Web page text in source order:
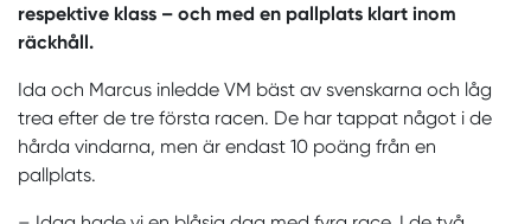
respektive klass – och med en pallplats klart inom
räckhåll.
Ida och Marcus inledde VM bäst av svenskarna och låg
trea efter de tre första racen. De har tappat något i de
hårda vindarna, men är endast 10 poäng från en
pallplats.